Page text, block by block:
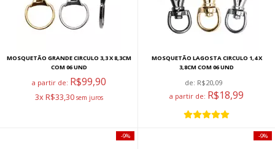
MOSQUETÃO GRANDE CIRCULO 3,3 X 8,3CM
COM 06 UND
a partir de: R$99,90
3x R$33,30
MOSQUETÃO LAGOSTA CIRCULO 1,4 X
3,8CM COM 06 UND
de: R$20,09
a partir de: R$18,99
9% 9%